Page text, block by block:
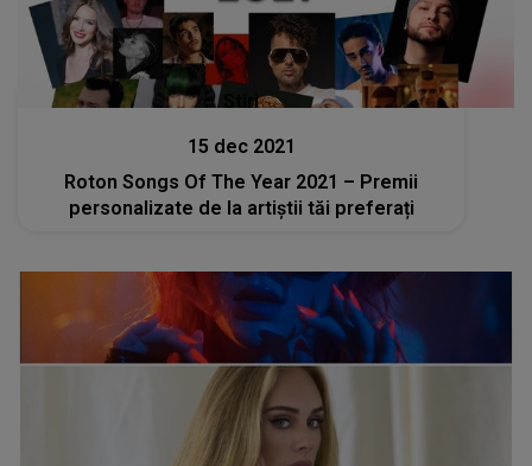
Stiri
15 dec 2021
Roton Songs Of The Year 2021 – Premii
personalizate de la artiștii tăi preferați